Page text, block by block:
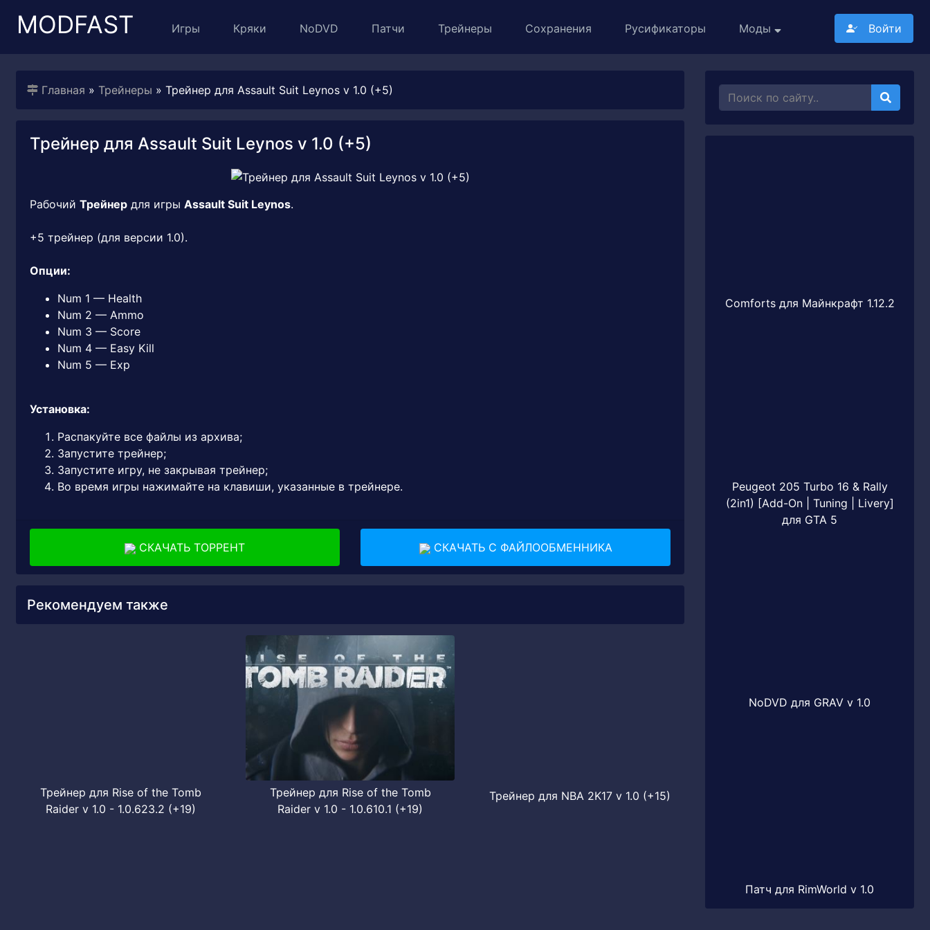
MODFAST Игры Кряки NoDVD Патчи Трейнеры Сохранения Русификаторы Моды Войти
Главная » Трейнеры » Трейнер для Assault Suit Leynos v 1.0 (+5)
Трейнер для Assault Suit Leynos v 1.0 (+5)
Рабочий Трейнер для игры Assault Suit Leynos.
+5 трейнер (для версии 1.0).
Опции:
Num 1 — Health
Num 2 — Ammo
Num 3 — Score
Num 4 — Easy Kill
Num 5 — Exp
Установка:
Распакуйте все файлы из архива;
Запустите трейнер;
Запустите игру, не закрывая трейнер;
Во время игры нажимайте на клавиши, указанные в трейнере.
СКАЧАТЬ ТОРРЕНТ СКАЧАТЬ С ФАЙЛООБМЕННИКА
Рекомендуем также
Трейнер для Rise of the Tomb
Raider v 1.0 - 1.0.623.2 (+19)
Трейнер для Rise of the Tomb
Raider v 1.0 - 1.0.610.1 (+19)
Трейнер для NBA 2K17 v 1.0 (+15)
Comforts для Майнкрафт 1.12.2
Peugeot 205 Turbo 16 & Rally
(2in1) [Add-On | Tuning | Livery]
для GTA 5
NoDVD для GRAV v 1.0
Патч для RimWorld v 1.0